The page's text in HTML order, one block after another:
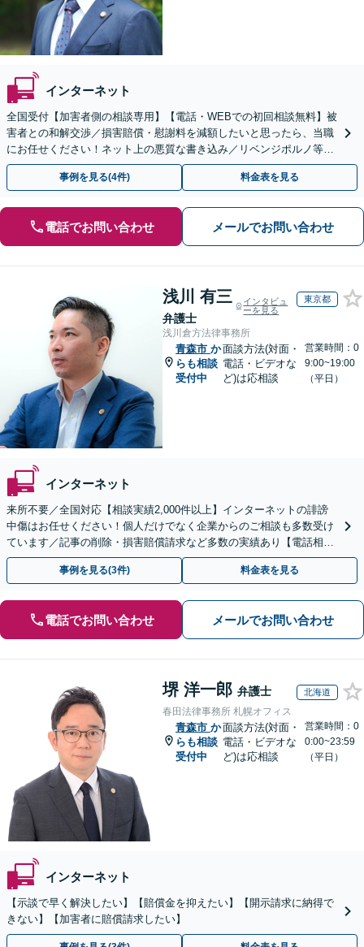
インターネット
全国受付【加害者側の相談専用】【電話・WEBでの初回相談無料】被
害者との和解交渉／損害賠償・慰謝料を減額したいと思ったら、当職
にお任せください！ネット上の悪質な書き込み／リベンジポルノ等、
代表弁護士が最後まで対応【関東エリア以外の相談も可】
事例を見る(4件) 料金表を見る
電話でお問い合わせ メールでお問い合わせ
浅川 有三
弁護士
インタビュ
ーを見る
東京都
浅川倉方法律事務所
青森市 か
らも相談
受付中
面談方法(対面・
電話・ビデオな
ど)は応相談
営業時間：0
9:00~19:00
（平日）
インターネット
来所不要／全国対応【相談実績2,000件以上】インターネットの誹謗
中傷はお任せください！個人だけでなく企業からのご相談も多数受け
ています／記事の削除・損害賠償請求など多数の実績あり【電話相談
可】【初回相談無料】【夜間休日面談可】
事例を見る(3件) 料金表を見る
電話でお問い合わせ メールでお問い合わせ
堺 洋一郎 弁護士 北海道
春田法律事務所 札幌オフィス
青森市 か
らも相談
受付中
面談方法(対面・
電話・ビデオな
ど)は応相談
営業時間：0
0:00~23:59
（平日）
インターネット
【示談で早く解決したい】【賠償金を抑えたい】【開示請求に納得で
きない】【加害者に賠償請求したい】